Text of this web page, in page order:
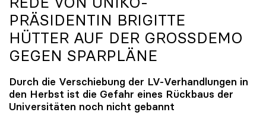
PRÄSIDENTIN BRIGITTE
HÜTTER AUF DER GROSSDEMO G
EGEN SPARPLÄNE
Durch die Verschiebung der LV-Verhandlungen in
den Herbst ist die Gefahr eines Rückbaus der
Universitäten noch nicht gebannt